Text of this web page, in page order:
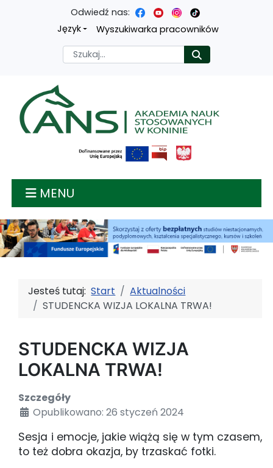
Przejdź
treści
głównej
Przejdź
menu
nawigacyjnego
Przejdź
wyszukiwarki
Przejdź
mapy
strony
Odwiedź nas:
Język
Wyszukiwarka pracowników
Szukaj
Akademia nauk
MENU
Jesteś tutaj:Start
Aktualności
STUDENCKA WIZJA LOKALNA TRWA!
STUDENCKA WIZJA
LOKALNA TRWA!
Szczegóły
Opublikowano: 26 styczeń 2024
Sesja i emocje, jakie wiążą się w tym czasem,
to też dobra okazja, by trzaskać fotki.